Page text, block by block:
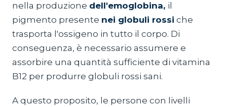
nella produzione dell'emoglobina, il
pigmento presente nei globuli rossi che
trasporta l'ossigeno in tutto il corpo. Di
conseguenza, è necessario assumere e
assorbire una quantità sufficiente di vitamina
B12 per produrre globuli rossi sani.
A questo proposito, le persone con livelli